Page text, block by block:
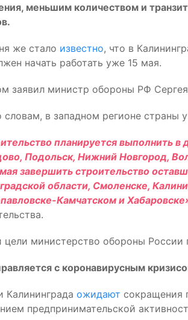
меньшим количеством и
же стало известно, что в
начать работать уже 15 мая.
заявил министр обороны РФ
словам, в западном регионе страны
планируется выполнить в
Подольск, Нижний Новгород,
завершить строительство
области, Смоленске,
Камчатском и
цели министерство обороны
с коронавирусным
Калининграда ожидают сокращения
предпринимательской